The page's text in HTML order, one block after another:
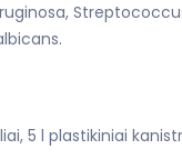
5 l plastikiniai